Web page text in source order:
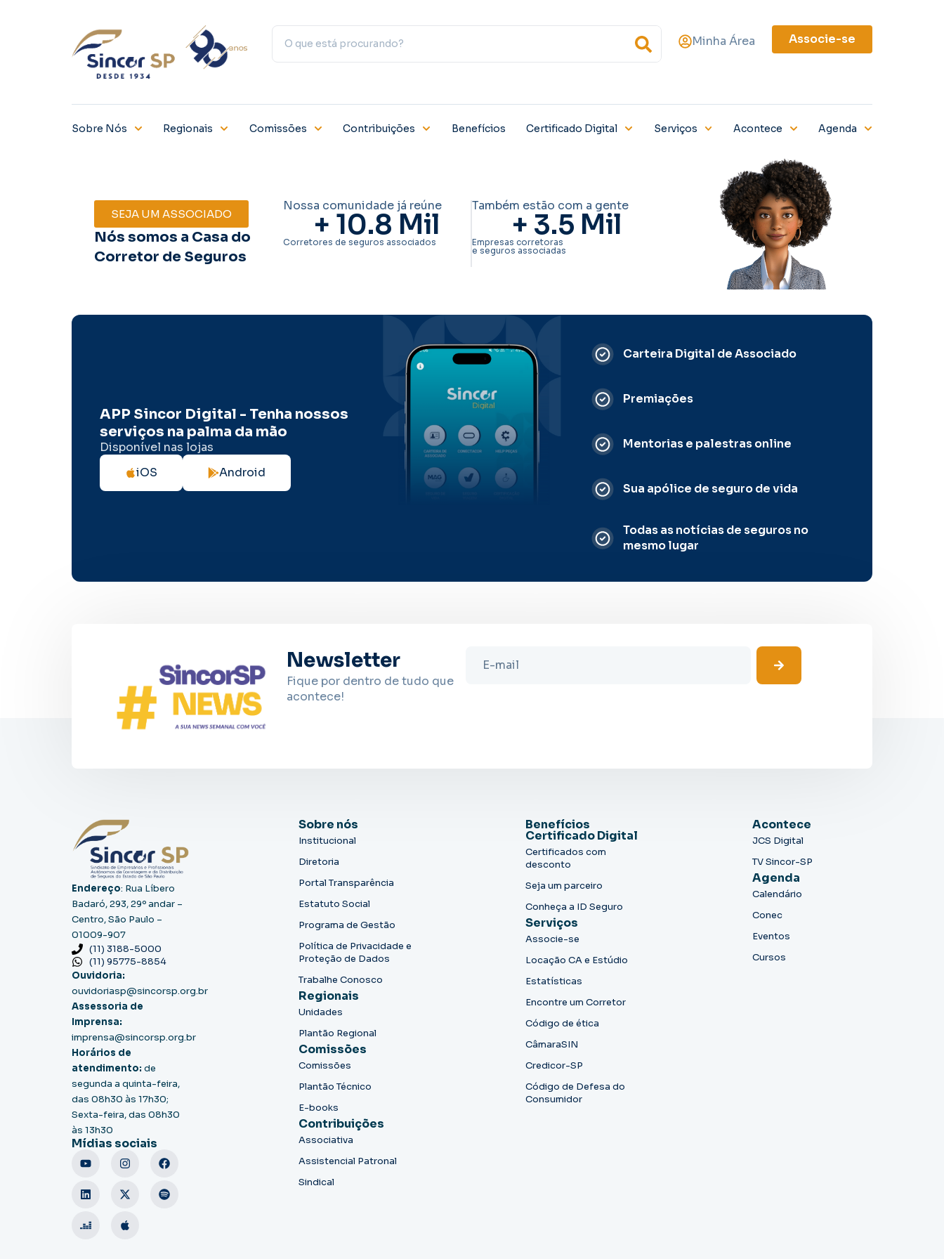
Minha Área Associe-se
Sobre Nós Regionais Comissões Contribuições Benefícios Certificado Digital Serviços Acontece Agenda
SEJA UM ASSOCIADO
Nós somos a Casa do
Corretor de Seguros
Nossa comunidade já reúne
+ 10.8 Mil
Corretores de seguros associados
Também estão com a gente
+ 3.5 Mil
Empresas corretoras
e seguros associadas
APP Sincor Digital - Tenha nossos
serviços na palma da mão
Disponível nas lojas
iOS
Android
Carteira Digital de Associado
Premiações
Mentorias e palestras online
Sua apólice de seguro de vida
Todas as notícias de seguros no
mesmo lugar
Newsletter
Fique por dentro de tudo que
acontece!
Endereço: Rua Líbero
Badaró, 293, 29º andar –
Centro, São Paulo –
01009-907
(11) 3188-5000
(11) 95775-8854
Ouvidoria:
ouvidoriasp@sincorsp.org.br
Assessoria de
Imprensa:
imprensa@sincorsp.org.br
Horários de
atendimento: de
segunda a quinta-feira,
das 08h30 às 17h30;
Sexta-feira, das 08h30
às 13h30
Mídias sociais
Sobre nós
Institucional
Diretoria
Portal Transparência
Estatuto Social
Programa de Gestão
Política de Privacidade e
Proteção de Dados
Trabalhe Conosco
Regionais
Unidades
Plantão Regional
Comissões
Comissões
Plantão Técnico
E-books
Contribuições
Associativa
Assistencial Patronal
Sindical
Benefícios
Certificado Digital
Certificados com
desconto
Seja um parceiro
Conheça a ID Seguro
Serviços
Associe-se
Locação CA e Estúdio
Estatísticas
Encontre um Corretor
Código de ética
CâmaraSIN
Credicor-SP
Código de Defesa do
Consumidor
Acontece
JCS Digital
TV Sincor-SP
Agenda
Calendário
Conec
Eventos
Cursos